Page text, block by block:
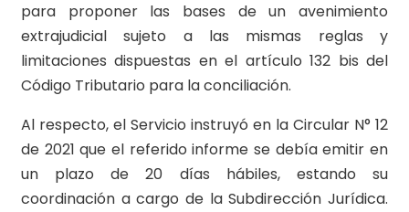
para proponer las bases de un avenimiento
extrajudicial sujeto a las mismas reglas y
limitaciones dispuestas en el artículo 132 bis del
Código Tributario para la conciliación.
Al respecto, el Servicio instruyó en la Circular N° 12
de 2021 que el referido informe se debía emitir en
un plazo de 20 días hábiles, estando su
coordinación a cargo de la Subdirección Jurídica.